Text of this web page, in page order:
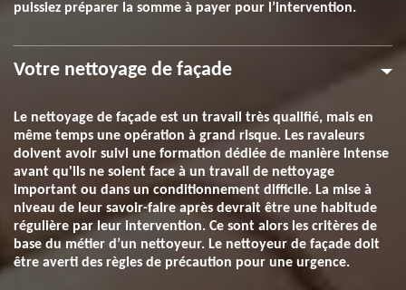
puissiez préparer la somme à payer pour l’intervention.
Votre nettoyage de façade
Le nettoyage de façade est un travail très qualifié, mais en
même temps une opération à grand risque. Les ravaleurs
doivent avoir suivi une formation dédiée de manière intense
avant qu'ils ne soient face à un travail de nettoyage
important ou dans un conditionnement difficile. La mise à
niveau de leur savoir-faire après devrait être une habitude
régulière par leur intervention. Ce sont alors les critères de
base du métier d’un nettoyeur. Le nettoyeur de façade doit
être averti des règles de précaution pour une urgence.